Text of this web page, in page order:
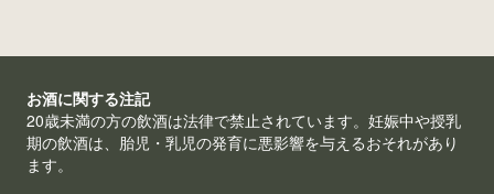
お問い合わせ
出品状況
銘柄コード
お酒に関する注記
20歳未満の方の飲酒は法律で禁止されています。妊娠中や授乳
期の飲酒は、胎児・乳児の発育に悪影響を与えるおそれがあり
ます。